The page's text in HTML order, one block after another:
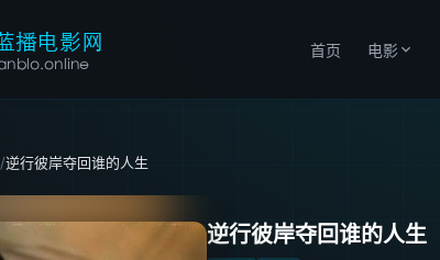
首页 电影
/逆行彼岸夺回谁的人生
逆行彼岸夺回谁的人生